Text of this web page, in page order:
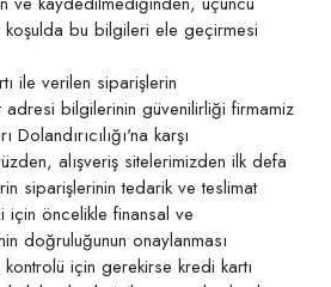
koşulda bu bilgileri ele geçirmesi
ile verilen siparişlerin
bilgilerinin güvenilirliği firmamiz
Dolandırıcılığı'na karşı
alışveriş sitelerimizden ilk defa
siparişlerinin tedarik ve teslimat
için öncelikle finansal ve
doğruluğunun onaylanması
için gerekirse kredi kartı